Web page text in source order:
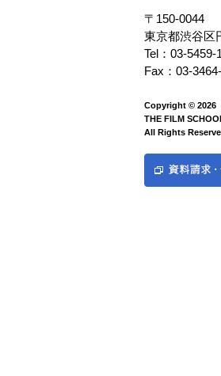
〒150-0044
東京都渋谷区
Tel：03-5459-
Fax：03-
Copyright © 2026
THE FILM
All Rights